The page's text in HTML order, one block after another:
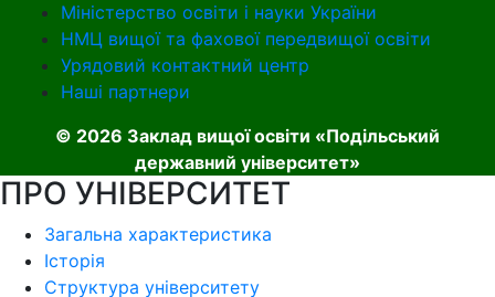
Міністерство освіти і науки України
НМЦ вищої та фахової передвищої освіти
Урядовий контактний центр
Наші партнери
© 2026 Заклад вищої освіти «Подільський
державний університет»
ПРО УНІВЕРСИТЕТ
Загальна характеристика
Історія
Структура університету